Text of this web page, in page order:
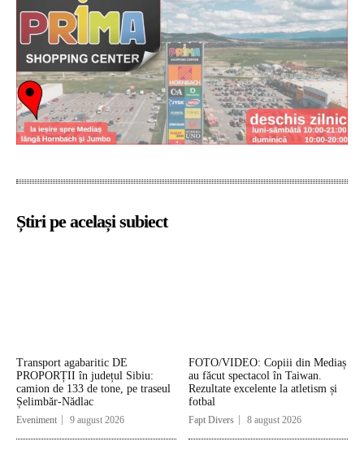
Știri pe același subiect
Transport agabaritic DE
PROPORȚII în județul Sibiu:
camion de 133 de tone, pe traseul
Șelimbăr-Nădlac
Eveniment 9 august 2026
FOTO/VIDEO: Copiii din Mediaș
au făcut spectacol în Taiwan.
Rezultate excelente la atletism și
fotbal
Fapt Divers 8 august 2026